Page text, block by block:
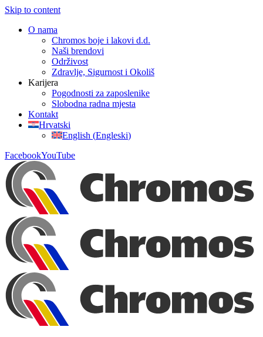
Skip to content
O nama
Chromos boje i lakovi d.d.
Naši brendovi
Održivost
Zdravlje, Sigurnost i Okoliš
Karijera
Pogodnosti za zaposlenike
Slobodna radna mjesta
Kontakt
Hrvatski
English (Engleski)
FacebookYouTube